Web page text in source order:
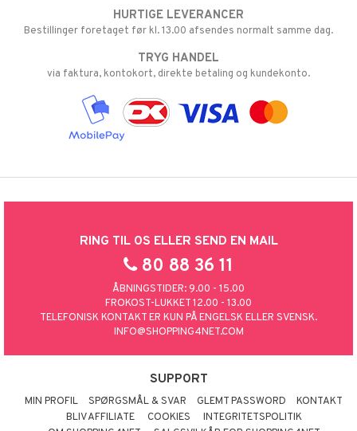
HURTIGE LEVERANCER
Bestillinger foretaget før kl. 13.00 afsendes normalt samme dag.
TRYG HANDEL
via faktura, kontokort, direkte betaling og kundekonto.
RING TIL OS ELLER SEND EN MAIL
80 88 36 11
ÅBNINGSTIDER: 9.00 - 15.00
FROKOST-LUKKET 12.00 - 13.00
TELEFONISK KONTAKT ER KUN PÅ ENGELSK ELLER SVENSK.
INFO@SHOPPING4NET.COM
SUPPORT
MIN PROFIL SPØRGSMÅL & SVAR GLEMT PASSWORD
KONTAKT
BLIV AFFILIATE
COOKIES
INTEGRITETSPOLITIK